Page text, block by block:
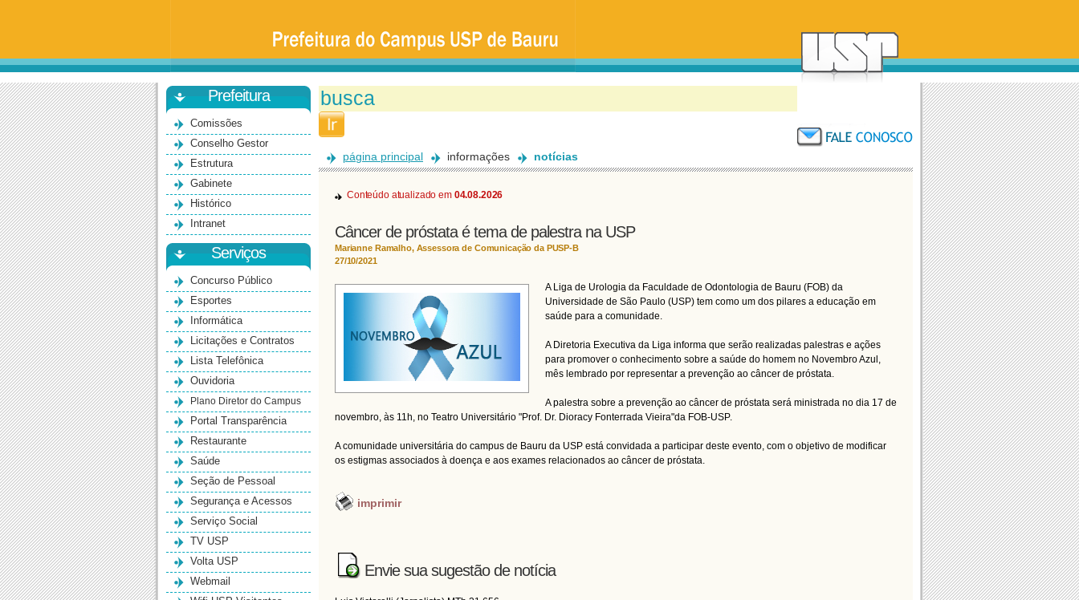
São
Paulo
-
Bauru
conteúdo
principal
Prefeitura
Comissões
Conselho Gestor
Estrutura
Gabinete
Histórico
Intranet
Serviços
Concurso Público
Esportes
Informática
Licitações e Contratos
Lista Telefônica
Ouvidoria
Plano Diretor do Campus
Portal Transparência
Restaurante
Saúde
Seção de Pessoal
Segurança e Acessos
Serviço Social
TV USP
Volta USP
Webmail
página principal informações notícias
Conteúdo atualizado em 04.08.2026
Câncer de próstata é tema de palestra na USP
Marianne Ramalho, Assessora de Comunicação da PUSP-B
27/10/2021
A Liga de Urologia da Faculdade de Odontologia de Bauru (FOB) da
Universidade de São Paulo (USP) tem como um dos pilares a educação em
saúde para a comunidade.
A Diretoria Executiva da Liga informa que serão realizadas palestras e ações
para promover o conhecimento sobre a saúde do homem no Novembro Azul,
mês lembrado por representar a prevenção ao câncer de próstata.
A palestra sobre a prevenção ao câncer de próstata será ministrada no dia 17 de
novembro, às 11h, no Teatro Universitário "Prof. Dr. Dioracy Fonterrada Vieira"da FOB-USP.
A comunidade universitária do campus de Bauru da USP está convidada a participar deste evento, com o objetivo de modificar
os estigmas associados à doença e aos exames relacionados ao câncer de próstata.
imprimir
Envie sua sugestão de notícia